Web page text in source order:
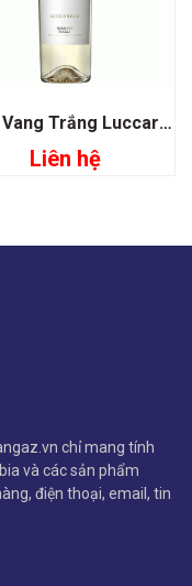
Rượu Vang Trắng Luccarelli Bianco Pugia
Liên hệ
chỉ mang tính
và các sản phẩm
điện thoại, email, tin